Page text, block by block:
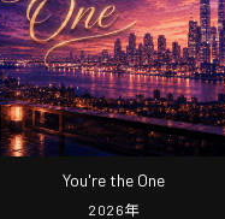
You're the One
2026年